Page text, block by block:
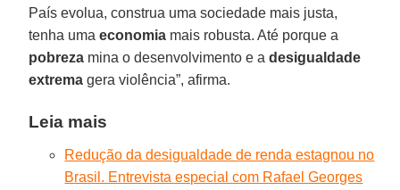
País evolua, construa uma sociedade mais justa,
tenha umaeconomia mais robusta. Até porque a
pobreza mina o desenvolvimento e adesigualdade
extrema gera violência”, afirma.
Leia mais
Redução da desigualdade de renda estagnou no
Brasil. Entrevista especial com Rafael Georges